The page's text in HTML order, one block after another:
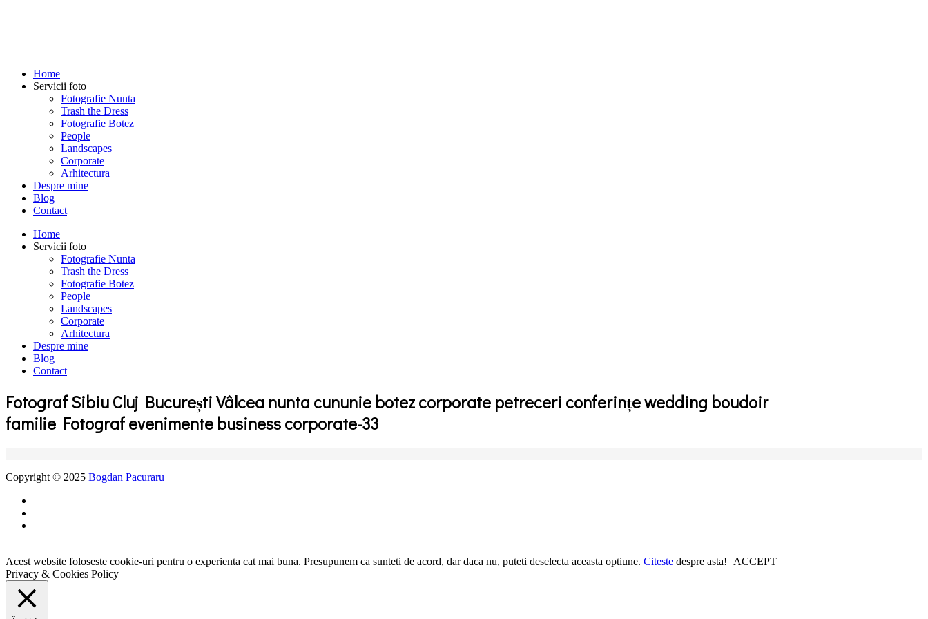
Home
Servicii foto
Fotografie Nunta
Trash the Dress
Fotografie Botez
People
Landscapes
Corporate
Arhitectura
Despre mine
Blog
Contact
Home
Servicii foto
Fotografie Nunta
Trash the Dress
Fotografie Botez
People
Landscapes
Corporate
Arhitectura
Despre mine
Blog
Contact
Fotograf Sibiu Cluj București Vâlcea nunta cununie botez corporate petreceri conferințe wedding boudoir
familie Fotograf evenimente business corporate-33
Copyright © 2025 Bogdan Pacuraru
Acest website foloseste cookie-uri pentru o experienta cat mai buna. Presupunem ca sunteti de acord, dar daca nu, puteti deselecta aceasta optiune. Citeste despre asta!
ACCEPT
Privacy & Cookies Policy